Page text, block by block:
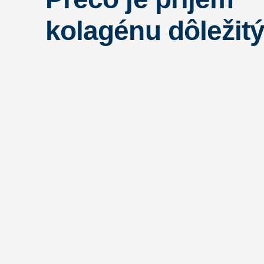
kolagénu